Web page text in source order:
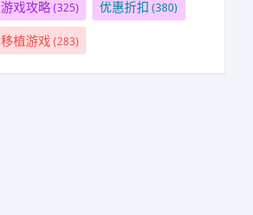
游戏攻略(325) 优惠折扣 (380)
移植游戏(283)